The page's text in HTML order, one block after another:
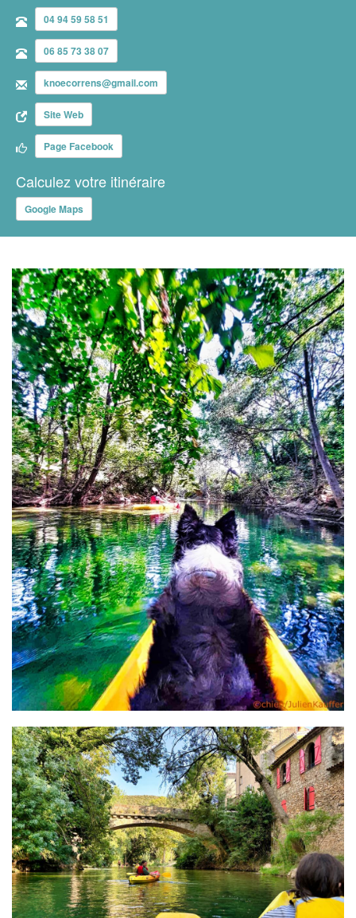
04 94 59 58 51
06 85 73 38 07
knoecorrens@gmail.com
Site Web
Page Facebook
Calculez votre itinéraire
Google Maps